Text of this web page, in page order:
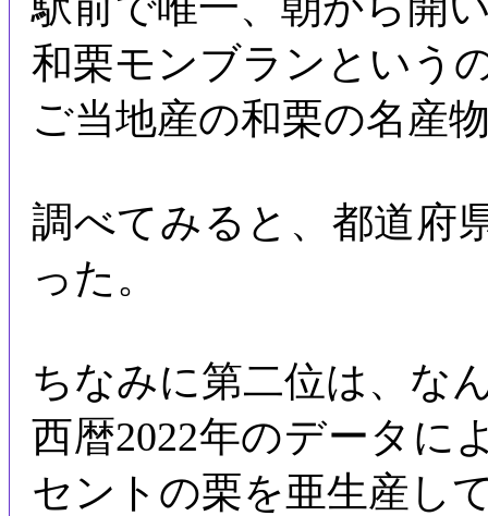
和栗モンブランという
ご当地産の和栗の名産
調べてみると、都道府
った。
ちなみに第二位は、な
西暦2022年のデータに
セントの栗を亜生産し